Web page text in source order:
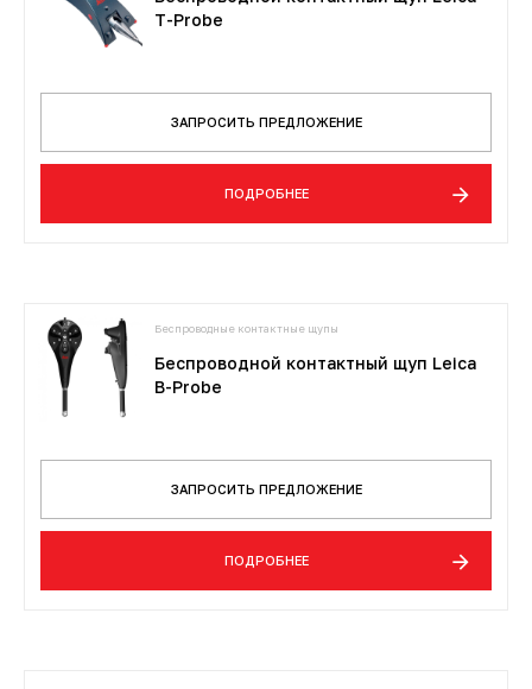
T-Probe
ЗАПРОСИТЬ ПРЕДЛОЖЕНИЕ
ПОДРОБНЕЕ
Беспроводные контактные щупы
Беспроводной контактный щуп Leica
B-Probe
ЗАПРОСИТЬ ПРЕДЛОЖЕНИЕ
ПОДРОБНЕЕ